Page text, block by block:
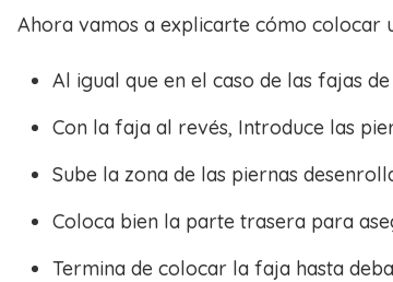
Ahora vamos a explicarte cómo colocar
Al igual que en el caso de las fajas
Con la faja al revés, Introduce las
Sube la zona de las piernas
Coloca bien la parte trasera para
Termina de colocar la faja hasta